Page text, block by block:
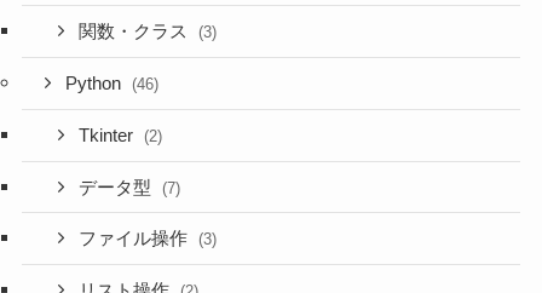
関数・クラス (3)
Python (46)
Tkinter (2)
データ型 (7)
ファイル操作 (3)